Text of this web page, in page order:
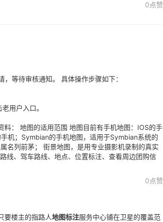
0点赞
等待审核通知。 具体操作步骤如下：
用户入口。
： 地图的适用范围 地图目前有手机地图：IOS的手
机；Symbian的手机地图，适用于Symbian系统的
名列前茅； 街景地图，是用专业摄影机录制的真实
线、驾车路线、地点、位置标注、查看周边团购信
0点赞
要楼主的指路人地图标注服务中心铺在卫星的覆盖范